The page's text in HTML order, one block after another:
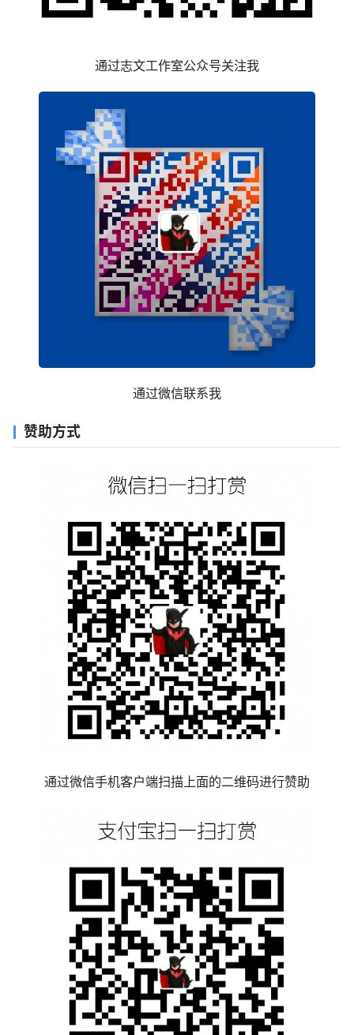
通过志文工作室公众号关注我
通过微信联系我
赞助方式
通过微信手机客户端扫描上面的二维码进行赞助